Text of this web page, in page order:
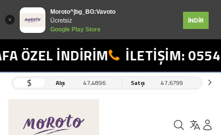
Moroto^|bg_BG:Vavoto
Ücretsiz
Google Play Store
İNDİR
İNDİRİM İLETİŞİM: 0554
$ Alış 47,4896 Satış 47,6799